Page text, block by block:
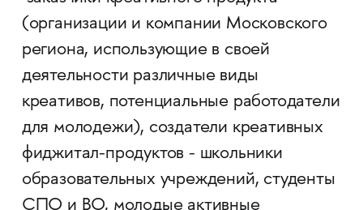
(организации и компании Московского
региона, использующие в своей
деятельности различные виды
креативов, потенциальные работодатели
для молодежи), создатели креативных
фиджитал-продуктов - школьники
образовательных учреждений, студенты
СПО и ВО, молодые активные